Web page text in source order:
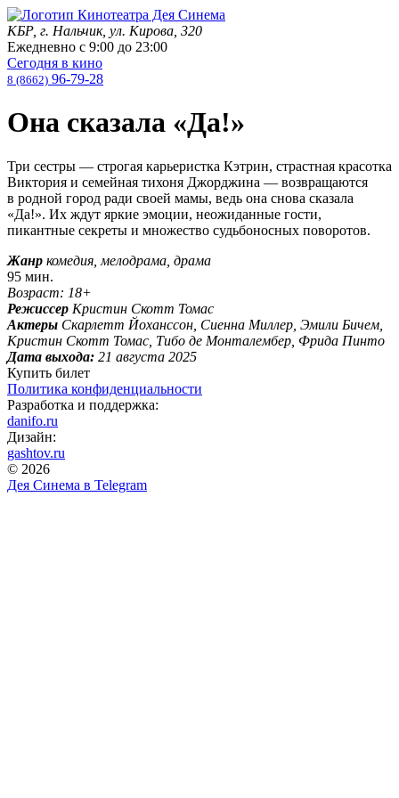
КБР, г. Нальчик, ул. Кирова, 320
Ежедневно с 9:00 до 23:00
Сегодня в кино
8 (8662) 96-79-28
Она сказала «Да!»
Три сестры — строгая карьеристка Кэтрин, страстная красотка
Виктория и семейная тихоня Джорджина — возвращаются
в родной город ради своей мамы, ведь она снова сказала
«Да!». Их ждут яркие эмоции, неожиданные гости,
пикантные секреты и множество судьбоносных поворотов.
Жанр комедия, мелодрама, драма
95 мин.
Возраст: 18+
Режиссер Кристин Скотт Томас
Актеры Скарлетт Йоханссон, Сиенна Миллер, Эмили Бичем,
Кристин Скотт Томас, Тибо де Монталембер, Фрида Пинто
Дата выхода: 21 августа 2025
Купить билет
Политика конфиденциальности
Разработка и поддержка:
danifo.ru
Дизайн:
gashtov.ru
© 2026
Дея Синема в Telegram